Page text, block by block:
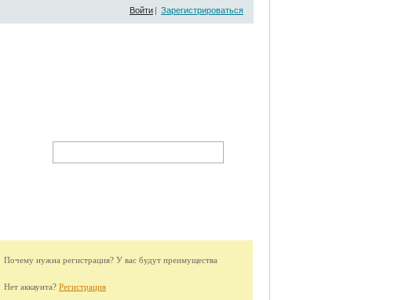
Войти | Зарегистрироваться
Почему нужна регистрация? У вас будут преимущества
Нет аккаунта? Регистрация